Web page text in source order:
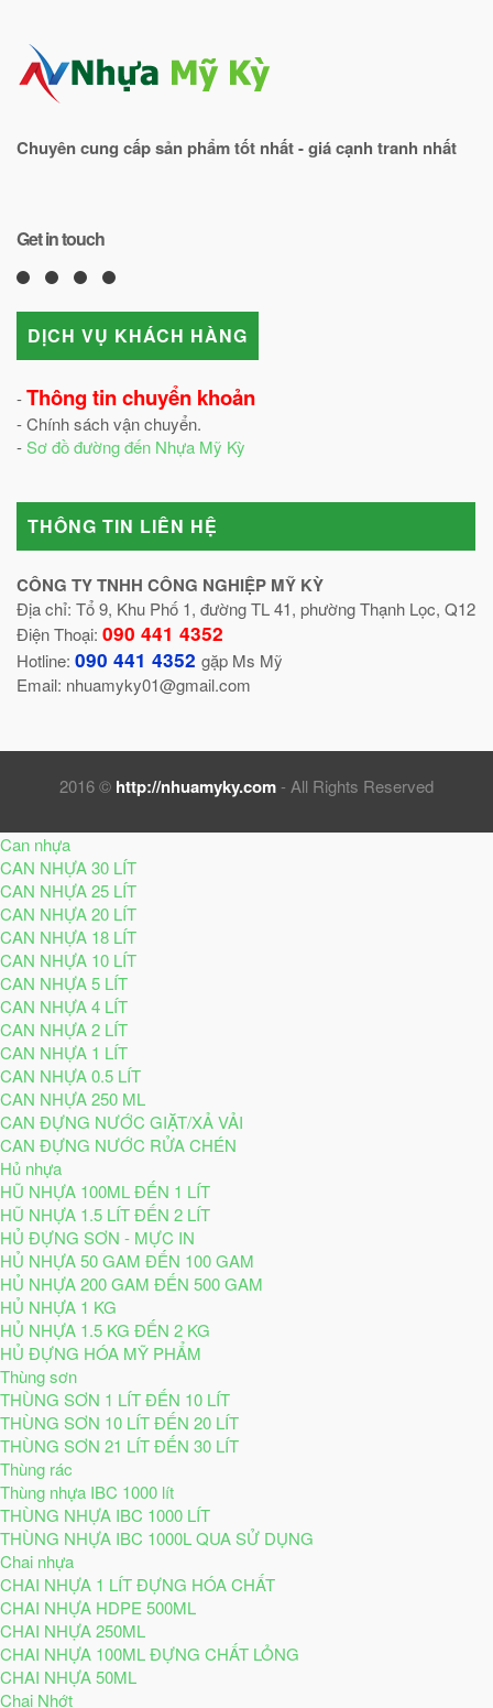
Chuyên cung cấp sản phẩm tốt nhất - giá cạnh tranh nhất
Get in touch
DỊCH VỤ KHÁCH HÀNG
-Thông tin chuyển khoản
- Chính sách vận chuyển.
-Sơ đồ đường đến Nhựa Mỹ Kỳ
THÔNG TIN LIÊN HỆ
CÔNG TY TNHH CÔNG NGHIỆP MỸ KỲ
Địa chỉ: Tổ 9, Khu Phố 1, đường TL 41, phường Thạnh Lọc, Q12
Điện Thoại: 090 441 4352
Hotline: 090 441 4352 gặp Ms Mỹ
Email: nhuamyky01@gmail.com
2016 © http://nhuamyky.com- All Rights Reserved
Can nhựa
CAN NHỰA 30 LÍT
CAN NHỰA 25 LÍT
CAN NHỰA 20 LÍT
CAN NHỰA 18 LÍT
CAN NHỰA 10 LÍT
CAN NHỰA 5 LÍT
CAN NHỰA 4 LÍT
CAN NHỰA 2 LÍT
CAN NHỰA 1 LÍT
CAN NHỰA 0.5 LÍT
CAN NHỰA 250 ML
CAN ĐỰNG NƯỚC GIẶT/XẢ VẢI
CAN ĐỰNG NƯỚC RỬA CHÉN
Hủ nhựa
HŨ NHỰA 100ML ĐẾN 1 LÍT
HŨ NHỰA 1.5 LÍT ĐẾN 2 LÍT
HỦ ĐỰNG SƠN - MỰC IN
HỦ NHỰA 50 GAM ĐẾN 100 GAM
HỦ NHỰA 200 GAM ĐẾN 500 GAM
HỦ NHỰA 1 KG
HỦ NHỰA 1.5 KG ĐẾN 2 KG
HỦ ĐỰNG HÓA MỸ PHẨM
Thùng sơn
THÙNG SƠN 1 LÍT ĐẾN 10 LÍT
THÙNG SƠN 10 LÍT ĐẾN 20 LÍT
THÙNG SƠN 21 LÍT ĐẾN 30 LÍT
Thùng rác
Thùng nhựa IBC 1000 lít
THÙNG NHỰA IBC 1000 LÍT
THÙNG NHỰA IBC 1000L QUA SỬ DỤNG
Chai nhựa
CHAI NHỰA 1 LÍT ĐỰNG HÓA CHẤT
CHAI NHỰA HDPE 500ML
CHAI NHỰA 250ML
CHAI NHỰA 100ML ĐỰNG CHẤT LỎNG
CHAI NHỰA 50ML
Chai Nhớt